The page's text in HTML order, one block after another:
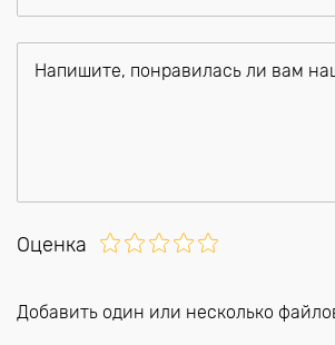
Оценка
Добавить один или несколько